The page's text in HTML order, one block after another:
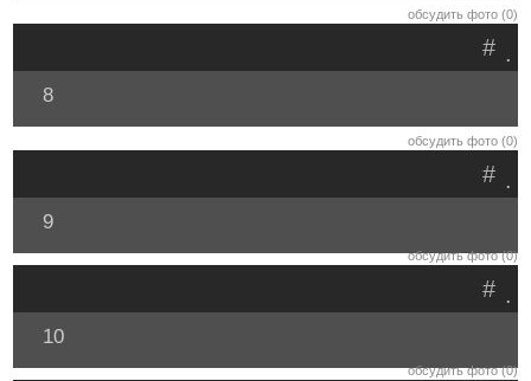
обсудить фото (0)
.
#
8
обсудить фото (0)
.
#
9
обсудить фото (0)
.
#
10
обсудить фото (0)